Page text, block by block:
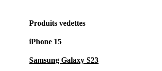
Produits vedettes
iPhone 15
Samsung Galaxy S23